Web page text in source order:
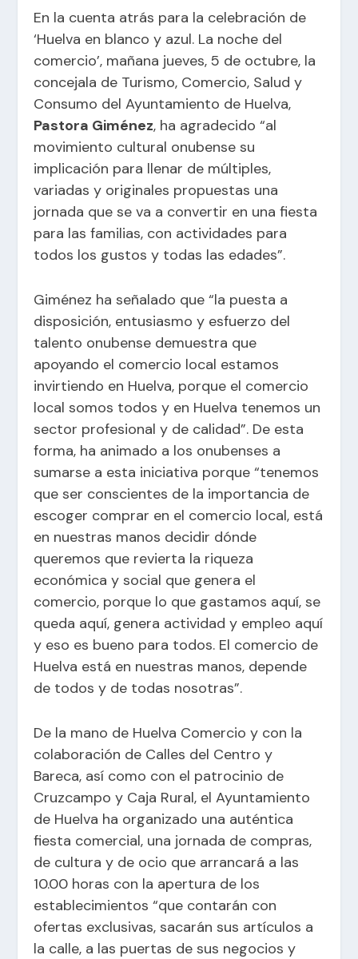
En la cuenta atrás para la celebración de
‘Huelva en blanco y azul. La noche del
comercio’, mañana jueves, 5 de octubre, la
concejala de Turismo, Comercio, Salud y
Consumo delAyuntamiento de Huelva,
Pastora Giménez, ha agradecido “al
movimiento cultural onubense su
implicación para llenar de múltiples,
variadas y originales propuestas una
jornada que se va a convertir en una fiesta
para las familias, con actividades para
todos los gustos y todas las edades”.
Giménez ha señalado que “la puesta a
disposición, entusiasmo y esfuerzo del
talento onubense demuestra que
apoyando el comercio local estamos
invirtiendo en Huelva, porque el comercio
local somos todos y en Huelva tenemos un
sector profesional y de calidad”. De esta
forma, ha animado a los onubenses a
sumarse a esta iniciativa porque “tenemos
que ser conscientes de la importancia de
escoger comprar en el comercio local, está
en nuestras manos decidir dónde
queremos que revierta la riqueza
económica y social que genera el
comercio, porque lo que gastamos aquí, se
queda aquí, genera actividad y empleo aquí
y eso es bueno para todos. El comercio de
Huelva está en nuestras manos, depende
de todos y de todas nosotras”.
De la mano de Huelva Comercio y con la
colaboración de Calles del Centro y
Bareca, así como con el patrocinio de
Cruzcampo y Caja Rural, el Ayuntamiento
de Huelva ha organizado una auténtica
fiesta comercial, una jornada de compras,
de cultura y de ocio que arrancará a las
10.00 horas con la apertura de los
establecimientos “que contarán con
ofertas exclusivas, sacarán sus artículos a
la calle, a las puertas de sus negocios y